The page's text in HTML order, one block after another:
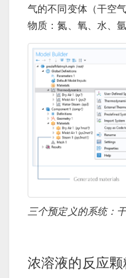
气的不同变体（干空
物质：氮、氧、水、
三个预定义的系统：
浓溶液的反应颗